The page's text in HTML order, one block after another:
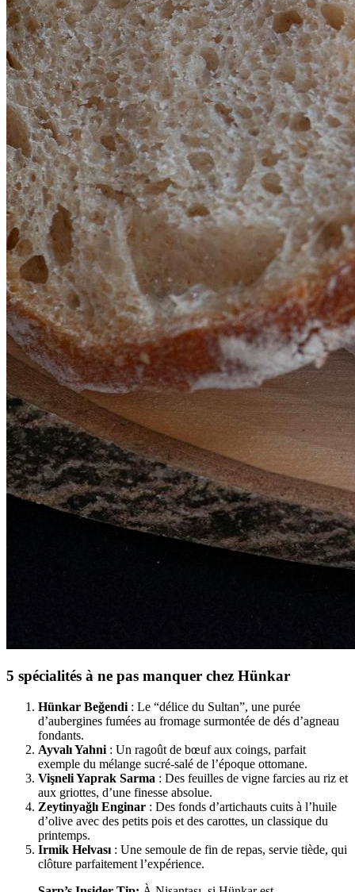
5 spécialités à ne pas manquer chez Hünkar
Hünkar Beğendi : Le “délice du Sultan”, une purée
d’aubergines fumées au fromage surmontée de dés d’agneau
fondants.
Ayvalı Yahni : Un ragoût de bœuf aux coings, parfait
exemple du mélange sucré-salé de l’époque ottomane.
Vişneli Yaprak Sarma : Des feuilles de vigne farcies au riz et
aux griottes, d’une finesse absolue.
Zeytinyağlı Enginar : Des fonds d’artichauts cuits à l’huile
d’olive avec des petits pois et des carottes, un classique du
printemps.
Irmik Helvası : Une semoule de fin de repas, servie tiède, qui
clôture parfaitement l’expérience.